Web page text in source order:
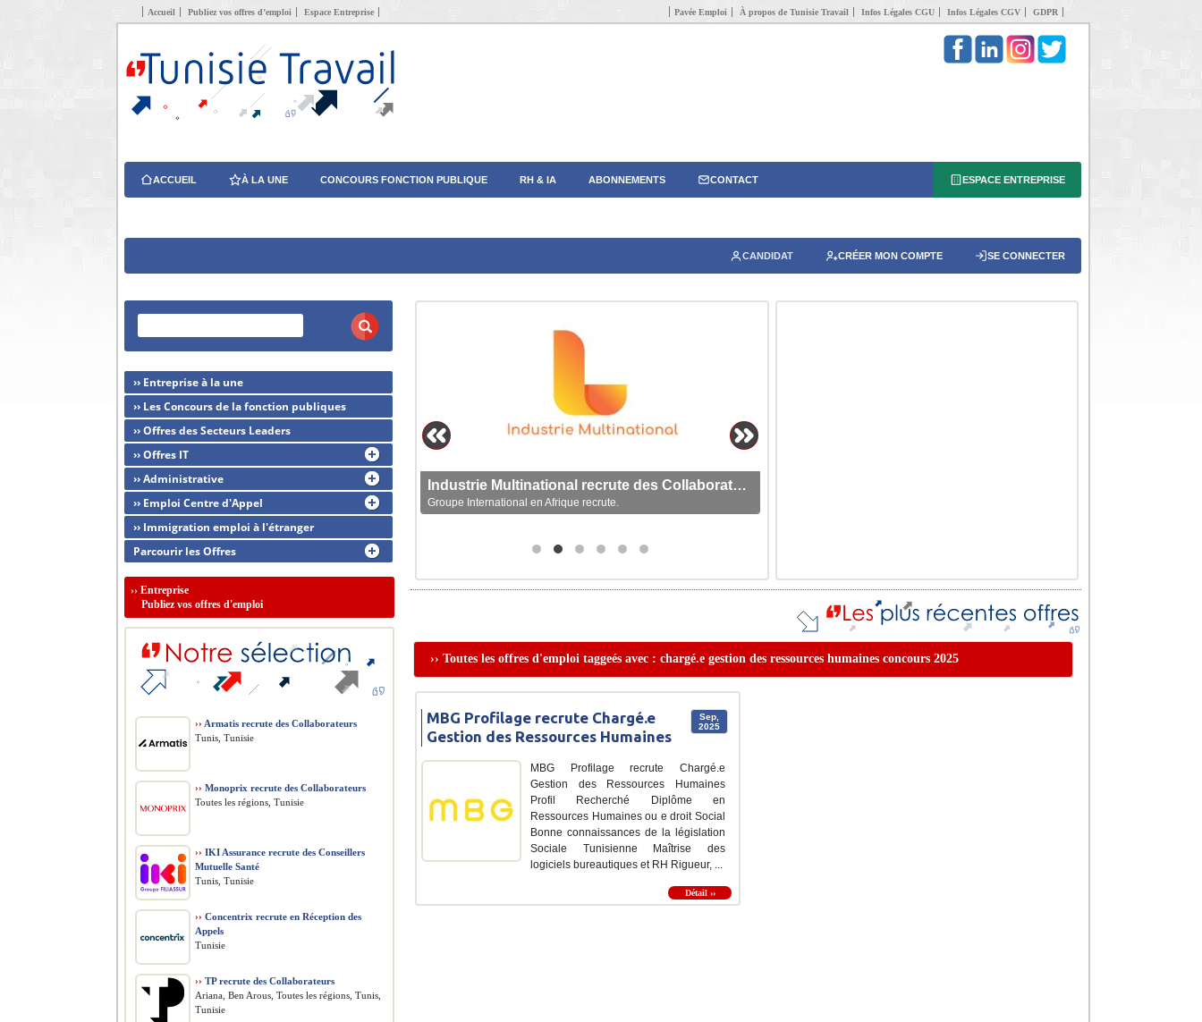
Accueil Publiez vos offres d’emploi Espace Entreprise Pavée Emploi À propos de Tunisie Travail Infos Légales CGU Infos Légales CGV GDPR
ACCUEIL À LA UNE CONCOURS FONCTION PUBLIQUE RH & IA ABONNEMENTS CONTACT ESPACE ENTREPRISE
CANDIDAT CRÉER MON COMPTE SE CONNECTER
Industrie Multinational recrute des Collaborateurs
Groupe International en Afrique recrute.
›› Toutes les offres d'emploi taggeés avec : chargé.e gestion des ressources humaines concours 2025
Sep,
2025
MBG Profilage recrute Chargé.e
Gestion des Ressources Humaines
MBG Profilage recrute Chargé.e
Gestion des Ressources Humaines
Profil Recherché Diplôme en
Ressources Humaines ou e droit Social
Bonne connaissances de la législation
Sociale Tunisienne Maîtrise des
logiciels bureautiques et RH Rigueur, ...
Détail ››
›› Entreprise à la une
›› Les Concours de la fonction publiques
›› Offres des Secteurs Leaders
›› Offres IT
›› Administrative
›› Emploi Centre d'Appel
›› Immigration emploi à l'étranger
Parcourir les Offres
›› Entreprise
Publiez vos offres d'emploi
›› Armatis recrute des Collaborateurs
Tunis, Tunisie
›› Monoprix recrute des Collaborateurs
Toutes les régions, Tunisie
›› IKI Assurance recrute des Conseillers
Mutuelle Santé
Tunis, Tunisie
›› Concentrix recrute en Réception des
Appels
Tunisie
›› TP recrute des Collaborateurs
Ariana, Ben Arous, Toutes les régions, Tunis,
Tunisie